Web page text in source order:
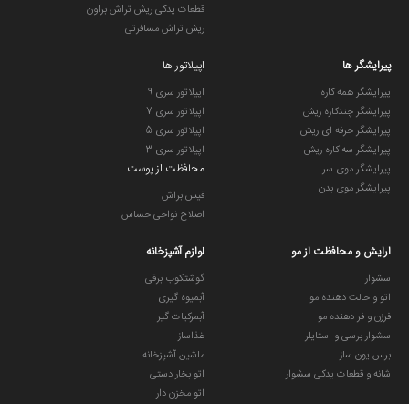
قطعات یدکی ریش تراش براون
ریش تراش مسافرتی
پیرایشگر ها
پیرایشگر همه کاره
پیرایشگر چندکاره ریش
پیرایشگر حرفه ای ریش
پیرایشگر سه کاره ریش
پیرایشگر موی سر
پیرایشگر موی بدن
اپیلاتور ها
اپیلاتور سری 9
اپیلاتور سری 7
اپیلاتور سری 5
اپیلاتور سری 3
محافظت از پوست
فیس براش
اصلاح نواحی حساس
ارایش و محافظت از مو
سشوار
اتو و حالت دهنده مو
فرزن و فر دهنده مو
سشوار برسی و استایلر
برس یون ساز
شانه و قطعات یدکی سشوار
لوازم آشپزخانه
گوشتکوب برقی
آبمیوه گیری
آبمرکبات گیر
غذاساز
ماشین آشپزخانه
اتو بخار دستی
اتو مخزن دار